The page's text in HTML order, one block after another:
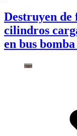
Destruyen de
cilindros
en bus